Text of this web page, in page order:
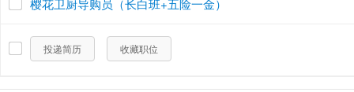
樱花卫厨导购员（长白班+五险一金）
投递简历 收藏职位